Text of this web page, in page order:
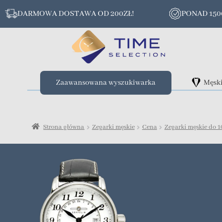
DARMOWA DOSTAWA OD 200ZŁ! PONAD
Zaawansowana wyszukiwarka
Strona główna Zegarki męskie Cena Zegarki męskie do